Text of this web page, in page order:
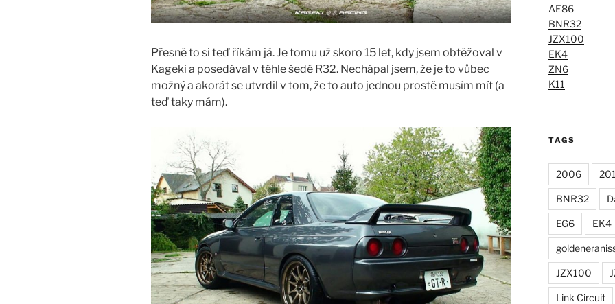
Přesně to si teď říkám já. Je tomu už skoro 15 let, kdy jsem obtěžoval v
Kageki a posedával v téhle šedé R32. Nechápal jsem, že je to vůbec
možný a akorát se utvrdil v tom, že to auto jednou prostě musím mít (a
teď taky mám).
AE86
BNR32
JZX100
EK4
ZN6
K11
TAGS
2006
BNR32
EG6 EK4
JZX100
Link Circuit